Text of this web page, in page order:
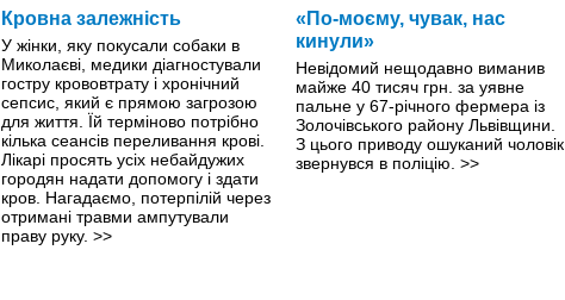
Кровна залежність
У жінки, яку покусали собаки в
Миколаєві, медики діагностували
гостру крововтрату і хронічний
сепсис, який є прямою загрозою
для життя. Їй терміново потрібно
кілька сеансів переливання крові.
Лікарі просять усіх небайдужих
городян надати допомогу і здати
кров. Нагадаємо, потерпілій через
отримані травми ампутували
праву руку. >>
«По-моєму, чувак, нас
кинули»
Невідомий нещодавно виманив
майже 40 тисяч грн. за уявне
пальне у 67-річного фермера із
Золочівського району Львівщини.
З цього приводу ошуканий чоловік
звернувся в поліцію. >>